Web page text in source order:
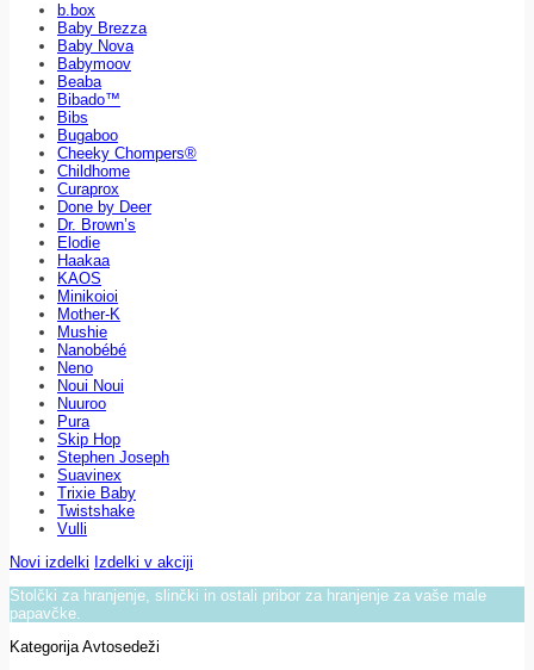
b.box
Baby Brezza
Baby Nova
Babymoov
Beaba
Bibado™
Bibs
Bugaboo
Cheeky Chompers®
Childhome
Curaprox
Done by Deer
Dr. Brown’s
Elodie
Haakaa
KAOS
Minikoioi
Mother-K
Mushie
Nanobébé
Neno
Noui Noui
Nuuroo
Pura
Skip Hop
Stephen Joseph
Suavinex
Trixie Baby
Twistshake
Vulli
Novi izdelki Izdelki v akciji
Stolčki za hranjenje, slinčki in ostali pribor za hranjenje za vaše male
papavčke.
Kategorija Avtosedeži